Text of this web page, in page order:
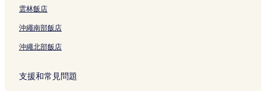
蘇澳飯店
雲林飯店
沖繩南部飯店
沖繩北部飯店
支援和常見問題